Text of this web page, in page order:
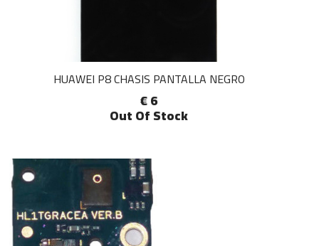
HUAWEI P8 CHASIS PANTALLA NEGRO
€ 6
Out Of Stock